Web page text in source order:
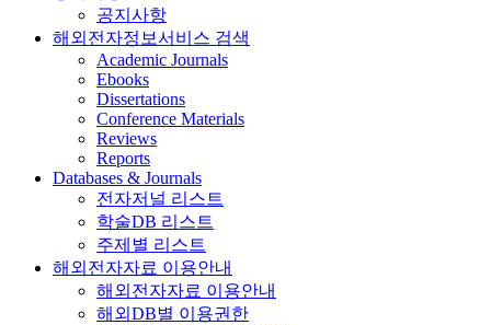
공지사항
해외전자정보서비스 검색
Academic Journals
Ebooks
Dissertations
Conference Materials
Reviews
Reports
Databases & Journals
전자저널 리스트
학술DB 리스트
주제별 리스트
해외전자자료 이용안내
해외전자자료 이용안내
해외DB별 이용권한